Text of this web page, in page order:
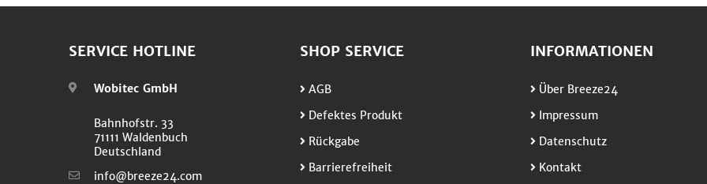
SERVICE HOTLINE
Wobitec GmbH
Bahnhofstr. 33
71111 Waldenbuch
Deutschland
info@breeze24.com
SHOP SERVICE
AGB
Defektes Produkt
Rückgabe
Barrierefreiheit
INFORMATIONEN
Über Breeze24
Impressum
Datenschutz
Kontakt